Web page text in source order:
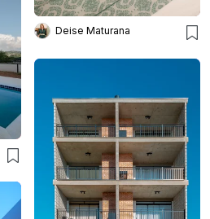
Deise Maturana